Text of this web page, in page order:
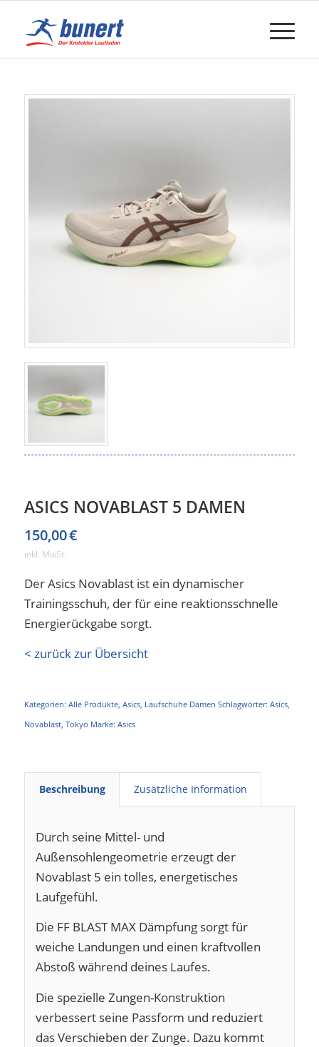
ASICS NOVABLAST 5 DAMEN
150,00€
inkl. MwSt.
Der Asics Novablast ist ein dynamischer
Trainingsschuh, der für eine reaktionsschnelle
Energierückgabe sorgt.
< zurück zur Übersicht
Kategorien: Alle Produkte, Asics, Laufschuhe Damen Schlagwörter: Asics,
Novablast, Tokyo Marke: Asics
Beschreibung Zusätzliche Information
Durch seine Mittel- und
Außensohlengeometrie erzeugt der
Novablast 5 ein tolles, energetisches
Laufgefühl.
Die FF BLAST MAX Dämpfung sorgt für
weiche Landungen und einen kraftvollen
Abstoß während deines Laufes.
Die spezielle Zungen-Konstruktion
verbessert seine Passform und reduziert
das Verschieben der Zunge. Dazu kommt